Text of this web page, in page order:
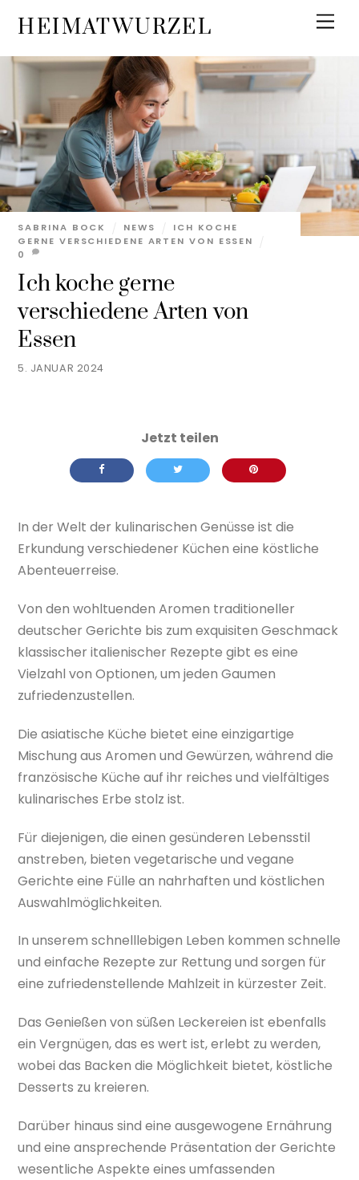
content
HEIMATWURZEL
5. JANUAR 2024
Ich koche gerne
verschiedene Arten von
Essen
SABRINA BOCK NEWS
ICH KOCHE
GERNE VERSCHIEDENE ARTEN VON ESSEN
0
In der Welt der kulinarischen Genüsse ist die
Erkundung verschiedener Küchen eine köstliche
Abenteuerreise.
Von den wohltuenden Aromen traditioneller
deutscher Gerichte bis zum exquisiten Geschmack
klassischer italienischer Rezepte gibt es eine
Vielzahl von Optionen, um jeden Gaumen
zufriedenzustellen.
Die asiatische Küche bietet eine einzigartige
Mischung aus Aromen und Gewürzen, während die
französische Küche auf ihr reiches und vielfältiges
kulinarisches Erbe stolz ist.
Für diejenigen, die einen gesünderen Lebensstil
anstreben, bieten vegetarische und vegane
Gerichte eine Fülle an nahrhaften und köstlichen
Auswahlmöglichkeiten.
In unserem schnelllebigen Leben kommen schnelle
und einfache Rezepte zur Rettung und sorgen für
eine zufriedenstellende Mahlzeit in kürzester Zeit.
Das Genießen von süßen Leckereien ist ebenfalls
ein Vergnügen, das es wert ist, erlebt zu werden,
wobei das Backen die Möglichkeit bietet, köstliche
Desserts zu kreieren.
Darüber hinaus sind eine ausgewogene Ernährung
und eine ansprechende Präsentation der Gerichte
wesentliche Aspekte eines umfassenden